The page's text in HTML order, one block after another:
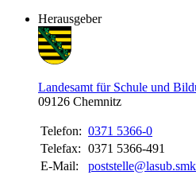
Herausgeber
Landesamt für Schule und
09126 Chemnitz
Telefon: 0371 5366-0
Telefax: 0371 5366-491
E-Mail: